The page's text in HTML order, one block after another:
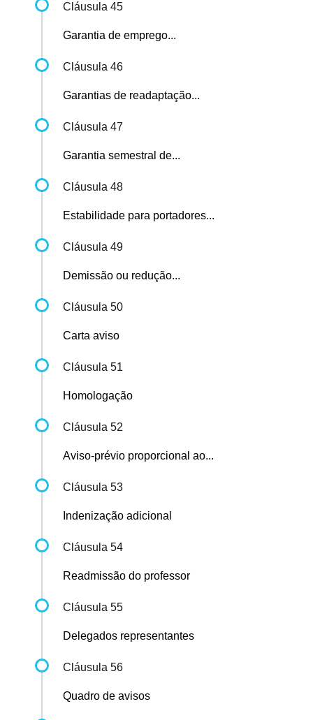
Cláusula 45
Garantia de emprego...
Cláusula 46
Garantias de readaptação...
Cláusula 47
Garantia semestral de...
Cláusula 48
Estabilidade para portadores...
Cláusula 49
Demissão ou redução...
Cláusula 50
Carta aviso
Cláusula 51
Homologação
Cláusula 52
Aviso-prévio proporcional ao...
Cláusula 53
Indenização adicional
Cláusula 54
Readmissão do professor
Cláusula 55
Delegados representantes
Cláusula 56
Quadro de avisos